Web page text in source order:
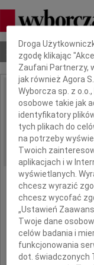
Nekrologi Odeszli
IMIĘ I NAZWISKO:
REGION:
DATA EMISJI:
Dbamy o Twoją
Droga
zgodę klikając
Zaufani Partnerzy,
jak również Agora
Wyborcza sp. z
osobowe takie jak
identyfikatory
tych plikach do
na potrzeby
Twoich
aplikacjach i w
wyświetlanych.
chcesz wyrazić
chcesz wycofać
„Ustawień
Twoje dane
celów badania i
funkcjonowania
dot. świadczonych